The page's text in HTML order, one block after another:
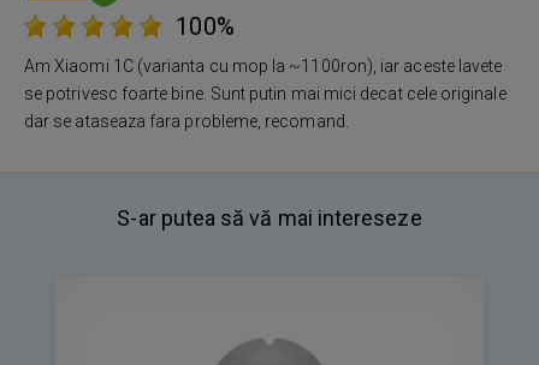
100%
Am Xiaomi 1C (varianta cu mop la ~1100ron), iar aceste lavete
se potrivesc foarte bine. Sunt putin mai mici decat cele originale
dar se ataseaza fara probleme, recomand.
S-ar putea să vă mai intereseze